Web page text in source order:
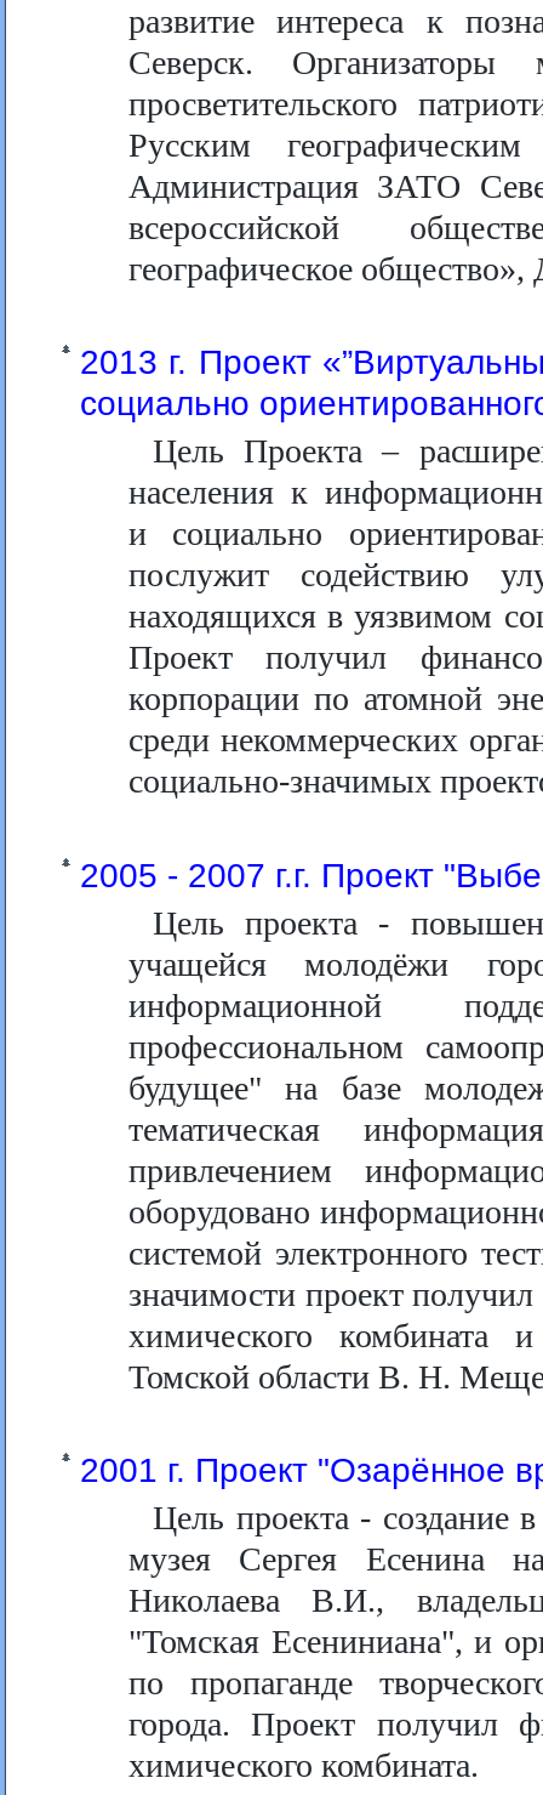
развитие интереса к
Северск. Организаторы
просветительского
Русским
Администрация ЗАТО
всероссийской
географическое
2013 г. Проект
социально
Цель Проекта –
населения к
и социально
послужит содействию
находящихся в уязвимом
Проект получил
корпорации по атомной
среди некоммерческих
социально-значимых
2005 - 2007 г.г. Проект
Цель проекта -
учащейся молодёжи
информационной
профессиональном
будущее" на базе
тематическая
привлечением
оборудовано
системой электронного
значимости проект
химического комбината
Томской области В. Н.
2001 г. Проект "Озарённое
Цель проекта - создание
музея Сергея Есенина
Николаева В.И.,
"Томская Есениниана", и
по пропаганде
города. Проект получил
химического комбината.